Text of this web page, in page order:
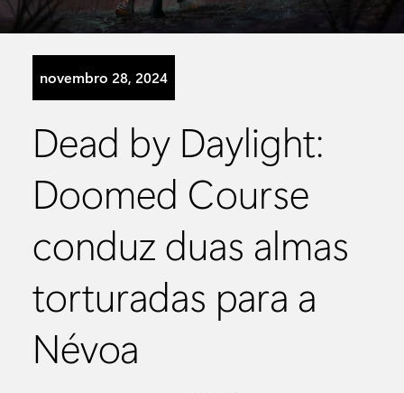
novembro 28, 2024
Dead by Daylight:
Doomed Course
conduz duas almas
torturadas para a
Névoa